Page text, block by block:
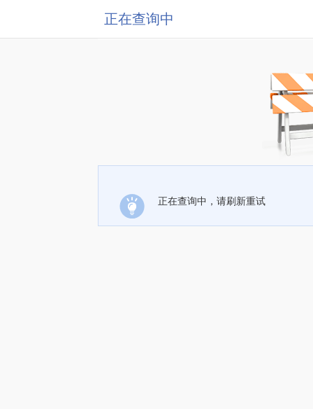
正在查询中
正在查询中，请刷新重试